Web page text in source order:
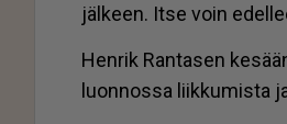
jäl­keen. It­se voin
Hen­rik Ran­ta­sen
luon­nos­sa liik­ku­mis­ta